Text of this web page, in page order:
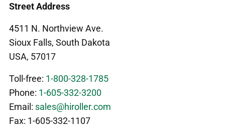
Street Address
4511 N. Northview Ave.
Sioux Falls, South Dakota
USA, 57017
Toll-free: 1-800-328-1785
Phone: 1-605-332-3200
Email: sales@hiroller.com
Fax: 1-605-332-1107